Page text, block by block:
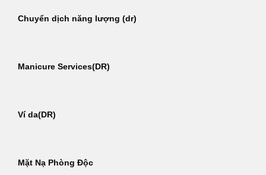
Chuyển dịch năng lượng (dr)
Manicure Services(DR)
Ví da(DR)
Mặt Nạ Phòng Độc